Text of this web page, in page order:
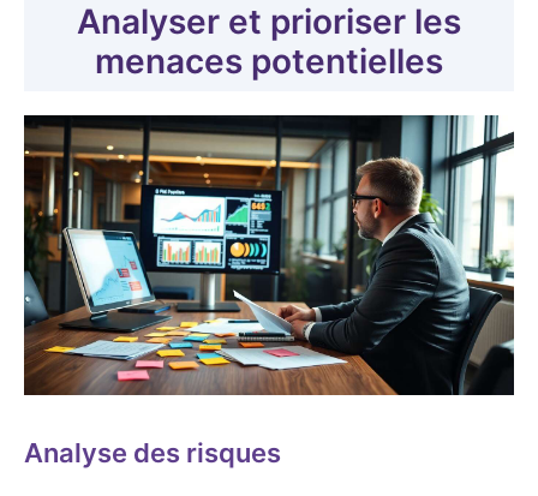
Analyser et prioriser les
menaces potentielles
Analyse des risques